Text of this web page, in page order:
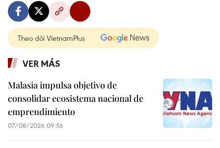
Theo dõi VietnamPlus
VER MÁS
Malasia impulsa objetivo de
consolidar ecosistema nacional de
emprendimiento
07/08/2026 09:56